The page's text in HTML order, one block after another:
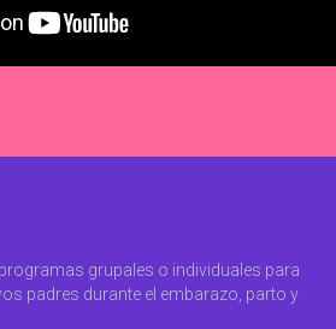
grupales o individuales para
padres durante el embarazo, parto y